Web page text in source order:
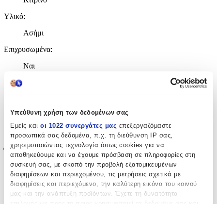
Υπεύθυνη χρήση των δεδομένων σας
Εμείς και οι 1022 συνεργάτες μας επεξεργαζόμαστε
προσωπικά σας δεδομένα, π.χ. τη διεύθυνση IP σας,
χρησιμοποιώντας τεχνολογία όπως cookies για να
αποθηκεύουμε και να έχουμε πρόσβαση σε πληροφορίες στη
συσκευή σας, με σκοπό την προβολή εξατομικευμένων
διαφημίσεων και περιεχομένου, τις μετρήσεις σχετικά με
διαφημίσεις και περιεχόμενο, την καλύτερη εικόνα του κοινού
μας και την ανάπτυξη προϊόντων. Έχετε τη δυνατότητα
Υλικό:
Ασήμι
Επιχρυσωμένα:
Ναι
Περιοχή
Σετ :
Έξτρα Χαρακτηριστικά
Piercing
Ναι